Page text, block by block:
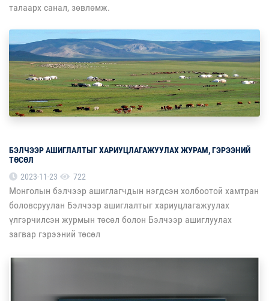
талаарх санал, зөвлөмж.
БЭЛЧЭЭР АШИГЛАЛТЫГ ХАРИУЦЛАГАЖУУЛАХ ЖУРАМ, ГЭРЭЭНИЙ
ТӨСӨЛ
2023-11-23
722
Монголын бэлчээр ашиглагчдын нэгдсэн холбоотой хамтран
боловсруулан Бэлчээр ашиглалтыг хариуцлагажуулах
үлгэрчилсэн журмын төсөл болон Бэлчээр ашиглуулах
загвар гэрээний төсөл